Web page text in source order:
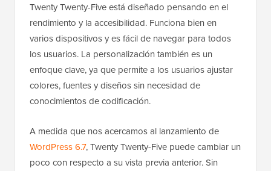
Twenty Twenty-Five está diseñado pensando en el
rendimiento y la accesibilidad. Funciona bien en
varios dispositivos y es fácil de navegar para todos
los usuarios. La personalización también es un
enfoque clave, ya que permite a los usuarios ajustar
colores, fuentes y diseños sin necesidad de
conocimientos de codificación.
A medida que nos acercamos al lanzamiento de
WordPress 6.7, Twenty Twenty-Five puede cambiar un
poco con respecto a su vista previa anterior. Sin